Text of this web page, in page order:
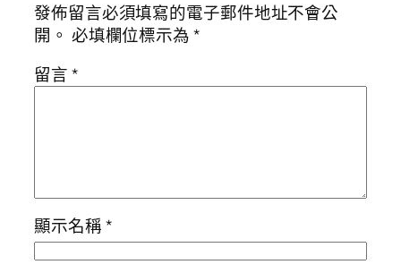
發佈留言必須填寫的電子郵件地址不會公
開。 必填欄位標示為*
留言*
顯示名稱*